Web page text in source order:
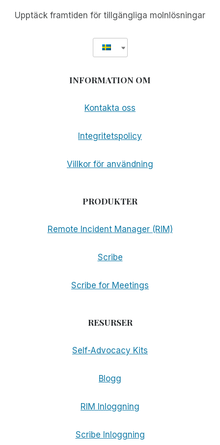
Upptäck framtiden för tillgängliga molnlösningar
INFORMATION OM
Kontakta oss
Integritetspolicy
Villkor för användning
PRODUKTER
Remote Incident Manager (RIM)
Scribe
Scribe for Meetings
RESURSER
Self-Advocacy Kits
Blogg
RIM Inloggning
Scribe Inloggning